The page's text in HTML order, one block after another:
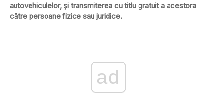
autovehiculelor, şi transmiterea cu titlu gratuit a acestora
către persoane fizice sau juridice.
ad